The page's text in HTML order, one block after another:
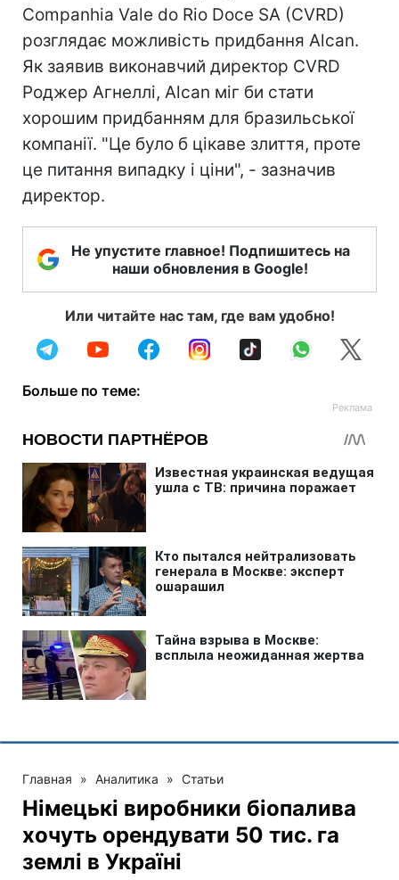
Companhia Vale do Rio Doce SA (CVRD)
розглядає можливість придбання Alcan.
Як заявив виконавчий директор CVRD
Роджер Агнеллі, Alcan міг би стати
хорошим придбанням для бразильської
компанії. "Це було б цікаве злиття, проте
це питання випадку і ціни", - зазначив
директор.
Не упустите главное! Подпишитесь на
наши обновления в Google!
Или читайте нас там, где вам удобно!
Больше по теме:
Главная » Аналитика » Статьи
Німецькі виробники біопалива
хочуть орендувати 50 тис. га
землі в Україні